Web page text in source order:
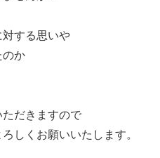
する思いや
のか
だきますので
しくお願いいたします。